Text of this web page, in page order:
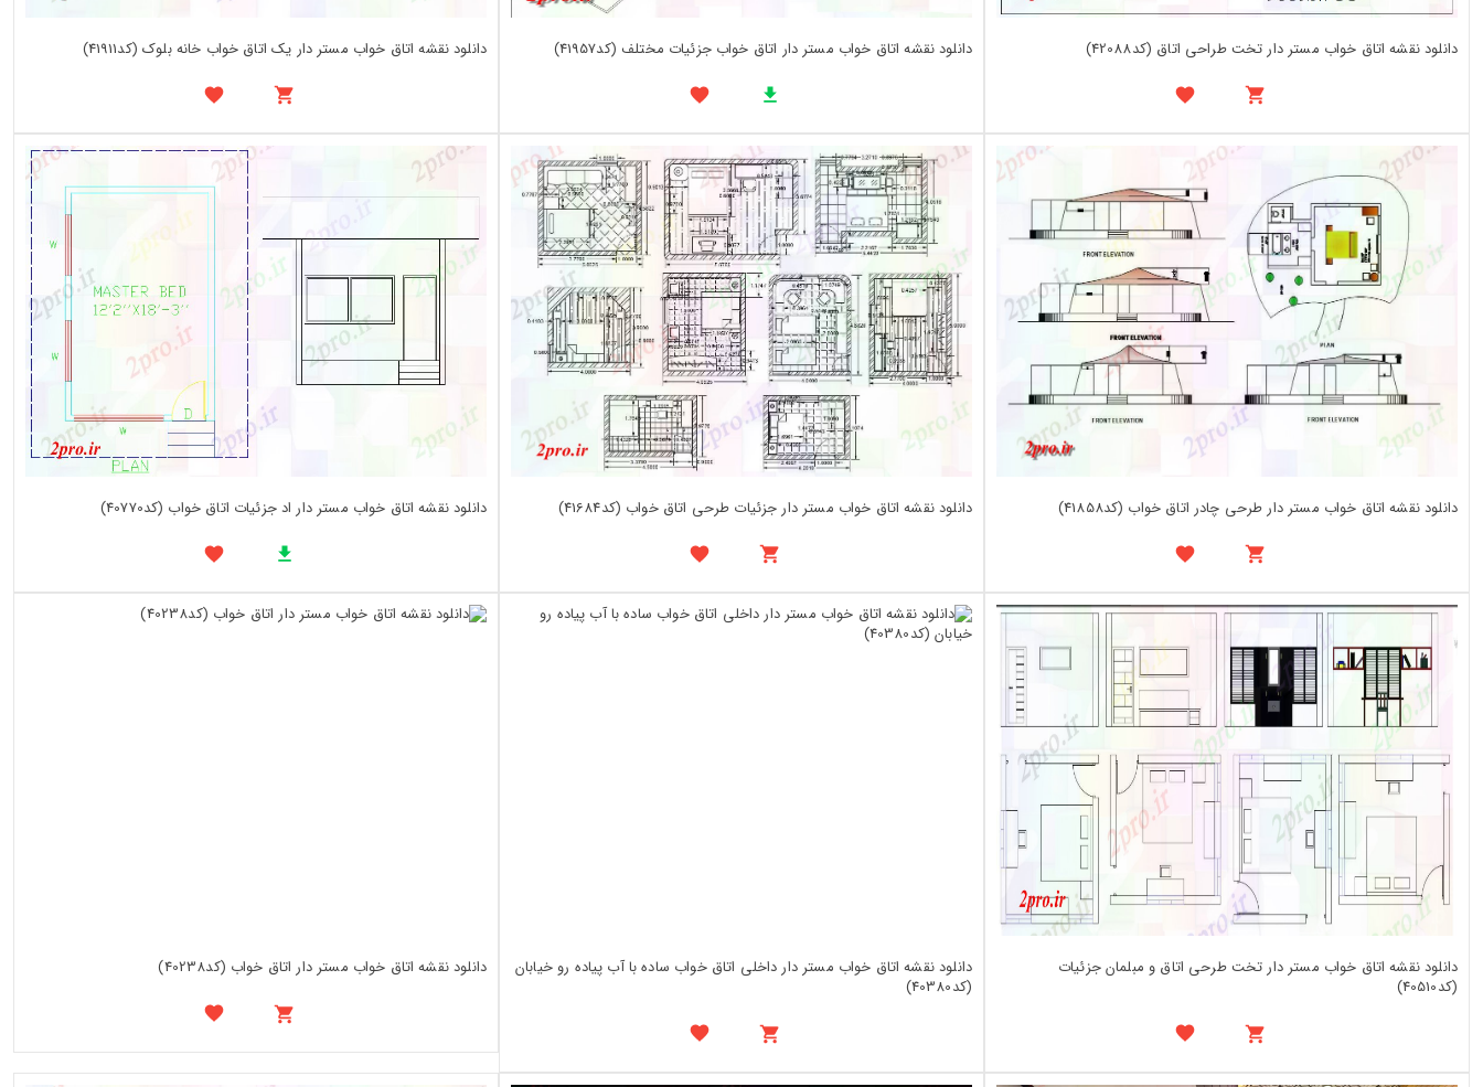
دانلود نقشه اتاق خواب مستر دار تخت طراحی اتاق (کد42088) دانلود نقشه اتاق خواب مستر دار اتاق خواب جزئیات مختلف (کد41957) دانلود نقشه اتاق خواب مستر دار یک اتاق خواب خانه بلوک (کد41911)
دانلود نقشه اتاق خواب مستر دار طرحی چادر اتاق خواب (کد41858) دانلود نقشه اتاق خواب مستر دار جزئیات طرحی اتاق خواب (کد41684) دانلود نقشه اتاق خواب مستر دار اد جزئیات اتاق خواب (کد40770)
دانلود نقشه اتاق خواب مستر دار تخت طرحی اتاق و مبلمان جزئیات
(کد40510)
دانلود نقشه اتاق خواب مستر دار داخلی اتاق خواب ساده با آب پیاده رو خیابان
(کد40380)
دانلود نقشه اتاق خواب مستر دار اتاق خواب (کد40238)